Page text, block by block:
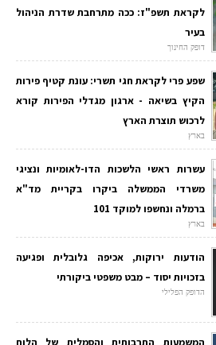
לקראת תשפ"ז: ככה מתרחבת שדרת הניהול
בעיר
דופק החינוך
שפע פרי לקראת חגי תשרי: עונת קטיף פירות
הקיץ בשיאה - ארגון מגדלי הפירות קורא
לרכוש תוצרת הארץ
בארץ
עשרות ראשי הלשכות הדו-לאומיות ונציגי
משרדי הממשלה ביקרו בקריית מד"א
ברמלה ונחשפו למוקד 101
בארץ
הודעות ירוקות, אכיפה גלובלית ופגיעה
בזכויות יסוד – מבט משפטי ביקורתי
הדופק הפלילי
המשמעות התרבותית והסמלית של הלוח